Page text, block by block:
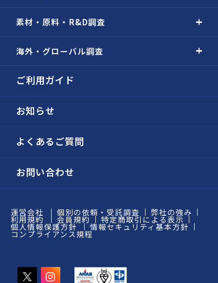
素材・原料・R&D調査
海外・グローバル調査
ご利用ガイド
お知らせ
よくあるご質問
お問い合わせ
運営会社 個別の依頼・受託調査 弊社の強み
利用規約 会員規約 特定商取引による表示
個人情報保護方針 情報セキュリティ基本方針
コンプライアンス規程